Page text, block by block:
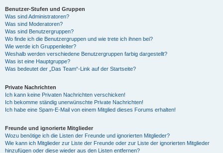
Benutzer-Stufen und Gruppen
Was sind Administratoren?
Was sind Moderatoren?
Was sind Benutzergruppen?
Wo finde ich die Benutzergruppen und wie trete ich ihnen bei?
Wie werde ich Gruppenleiter?
Weshalb werden verschiedene Benutzergruppen farbig dargestellt?
Was ist eine Hauptgruppe?
Was bedeutet der „Das Team“-Link auf der Startseite?
Private Nachrichten
Ich kann keine Privaten Nachrichten verschicken!
Ich bekomme ständig unerwünschte Private Nachrichten!
Ich habe eine Spam-E-Mail von einem Mitglied dieses Forums erhalten!
Freunde und ignorierte Mitglieder
Wozu benötige ich die Listen der Freunde und ignorierten Mitglieder?
Wie kann ich Mitglieder zur Liste der Freunde oder zur Liste der ignorierten Mitglieder
hinzufügen oder diese wieder aus den Listen entfernen?